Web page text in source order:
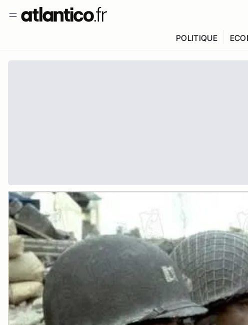
POLITIQUE